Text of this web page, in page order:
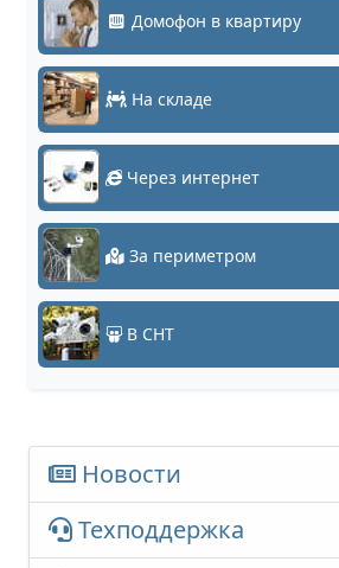
Домофон в квартиру
На складе
Через интернет
За периметром
В СНТ
Новости
Техподдержка